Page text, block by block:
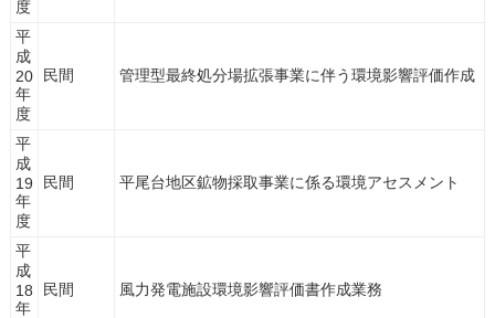
度
平
成
20
年
度
民間 管理型最終処分場拡張事業に伴う環境影響評価作成
平
成
19
年
度
民間 平尾台地区鉱物採取事業に係る環境アセスメント
平
成
18
年
民間 風力発電施設環境影響評価書作成業務